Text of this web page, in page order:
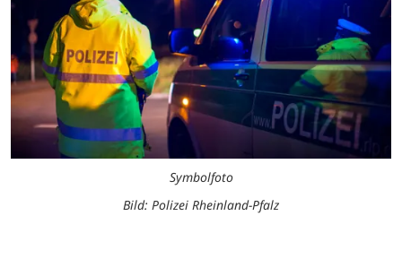
Symbolfoto
Bild: Polizei Rheinland-Pfalz